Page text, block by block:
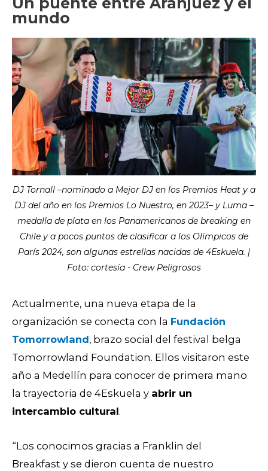
mundo
DJ Tornall –nominado a Mejor DJ en los Premios Heat y a
DJ del año en los Premios Lo Nuestro, en 2023– y Luma –
medalla de plata en los Panamericanos de breaking en
Chile y a pocos puntos de clasificar a los Olímpicos de
París 2024, son algunas estrellas nacidas de 4Eskuela. |
Foto: cortesía - Crew Peligrosos
Actualmente, una nueva etapa de la
organización se conecta con la Fundación
Tomorrowland, brazo social del festival belga
Tomorrowland Foundation. Ellos visitaron este
año a Medellín para conocer de primera mano
la trayectoria de 4Eskuela y abrir un
intercambio cultural.
“Los conocimos gracias a Franklin del
Breakfast y se dieron cuenta de nuestro